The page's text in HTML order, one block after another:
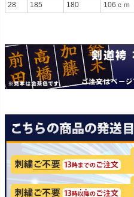
28
185 180 106ｃｍ